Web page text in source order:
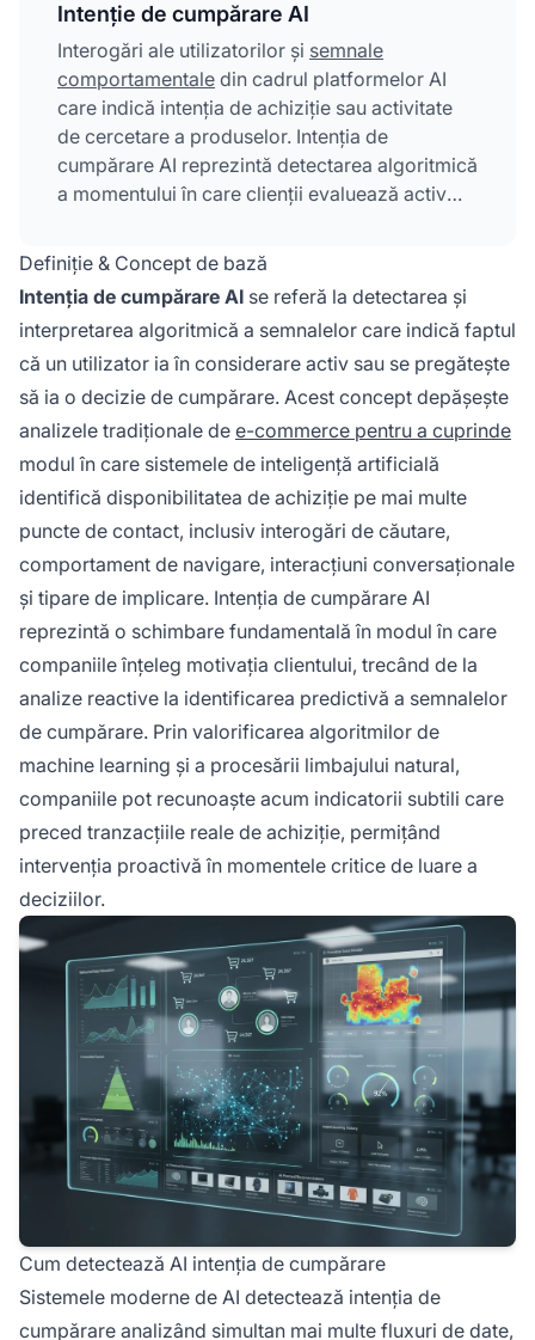
Intenție de cumpărare AI
Interogări ale utilizatorilor și semnale
comportamentale din cadrul platformelor AI
care indică intenția de achiziție sau activitate
de cercetare a produselor. Intenția de
cumpărare AI reprezintă detectarea algoritmică
a momentului în care clienții evaluează activ
cumpărare. Această tehnologie analizează mai
multe fluxuri de date, inclusiv tipare de
navigare, metrici de implicare și semnale
conversaționale, pentru a prezice
disponibilitatea pentru achiziție. Prin
identificarea acestor semnale de intenție,
companiile pot oferi recomandări
personalizate și oferte țintite în momentele
optime ale parcursului clientului.
Definiție & Concept de bază
Intenția de cumpărare AI se referă la detectarea și
interpretarea algoritmică a semnalelor care indică faptul
că un utilizator ia în considerare activ sau se pregătește
să ia o decizie de cumpărare. Acest concept depășește
analizele tradiționale de e-commerce pentru a cuprinde
modul în care sistemele de inteligență artificială
identifică disponibilitatea de achiziție pe mai multe
puncte de contact, inclusiv interogări de căutare,
comportament de navigare, interacțiuni conversaționale
și tipare de implicare. Intenția de cumpărare AI
reprezintă o schimbare fundamentală în modul în care
companiile înțeleg motivația clientului, trecând de la
analize reactive la identificarea predictivă a semnalelor
de cumpărare. Prin valorificarea algoritmilor de
machine learning și a procesării limbajului natural,
companiile pot recunoaște acum indicatorii subtili care
preced tranzacțiile reale de achiziție, permițând
intervenția proactivă în momentele critice de luare a
deciziilor.
Cum detectează AI intenția de cumpărare
Sistemele moderne de AI detectează intenția de
cumpărare analizând simultan mai multe fluxuri de date,